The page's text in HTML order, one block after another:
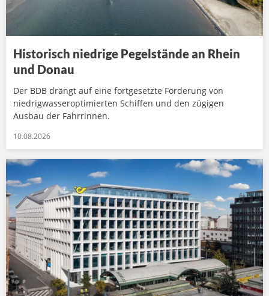
Historisch niedrige Pegelstände an Rhein
und Donau
Der BDB drängt auf eine fortgesetzte Förderung von
niedrigwasseroptimierten Schiffen und den zügigen
Ausbau der Fahrrinnen.
10.08.2026